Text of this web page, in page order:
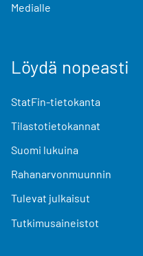
Medialle
Löydä nopeasti
StatFin-tietokanta
Tilastotietokannat
Suomi lukuina
Rahanarvonmuunnin
Tulevat julkaisut
Tutkimusaineistot